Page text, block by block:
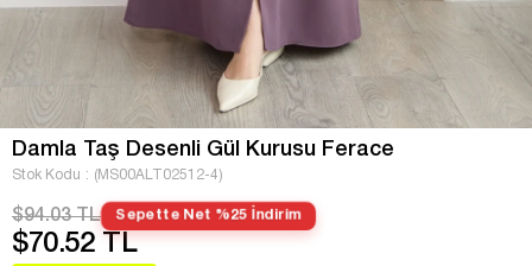
Damla Taş Desenli Gül Kurusu Ferace
Stok Kodu (MS00ALT02512-4)
$94.03 TL Sepette Net %25 İndirim
$70.52 TL